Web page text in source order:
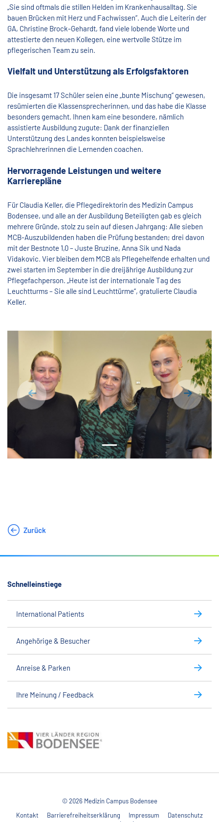
„Sie sind oftmals die stillen Helden im Krankenhausalltag. Sie
bauen Brücken mit Herz und Fachwissen“. Auch die Leiterin der
GA, Christine Brock-Gehardt, fand viele lobende Worte und
attestierte den neuen Kollegen, eine wertvolle Stütze im
pflegerischen Team zu sein.
Vielfalt und Unterstützung als Erfolgsfaktoren
Die insgesamt 17 Schüler seien eine „bunte Mischung“ gewesen,
resümierten die Klassensprecherinnen, und das habe die Klasse
besonders gemacht. Ihnen kam eine besondere, nämlich
assistierte Ausbildung zugute: Dank der finanziellen
Unterstützung des Landes konnten beispielsweise
Sprachlehrerinnen die Lernenden coachen.
Hervorragende Leistungen und weitere
Karrierepläne
Für Claudia Keller, die Pflegedirektorin des Medizin Campus
Bodensee, und alle an der Ausbildung Beteiligten gab es gleich
mehrere Gründe, stolz zu sein auf diesen Jahrgang: Alle sieben
MCB-Auszubildenden haben die Prüfung bestanden; drei davon
mit der Bestnote 1,0 – Juste Bruzine, Anna Sik und Nada
Vidakovic. Vier bleiben dem MCB als Pflegehelfende erhalten und
zwei starten im September in die dreijährige Ausbildung zur
Pflegefachperson. „Heute ist der internationale Tag des
Leuchtturms – Sie alle sind Leuchttürme“, gratulierte Claudia
Keller.
Zurück vor
Zurück
Schnelleinstiege
International Patients
Angehörige & Besucher
Anreise & Parken
Ihre Meinung / Feedback
© 2026 Medizin Campus Bodensee
Kontakt
Barrierefreiheitserklärung Impressum
Datenschutz